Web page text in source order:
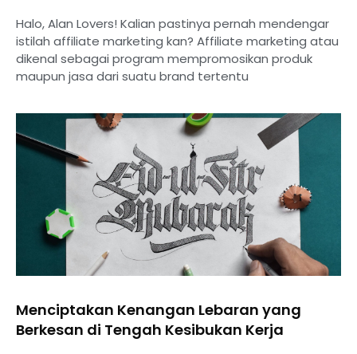
Halo, Alan Lovers! Kalian pastinya pernah mendengar
istilah affiliate marketing kan? Affiliate marketing atau
dikenal sebagai program mempromosikan produk
maupun jasa dari suatu brand tertentu
Menciptakan Kenangan Lebaran yang
Berkesan di Tengah Kesibukan Kerja